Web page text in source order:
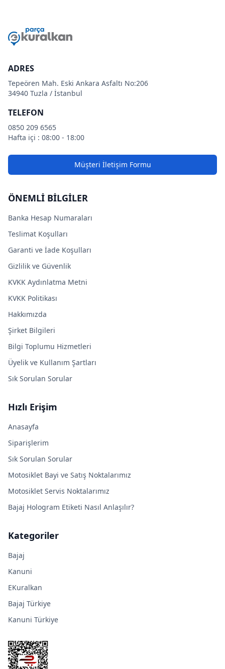
ADRES
Tepeören Mah. Eski Ankara Asfaltı No:206
34940 Tuzla / İstanbul
TELEFON
0850 209 6565
Hafta içi : 08:00 - 18:00
Müşteri İletişim Formu
ÖNEMLİ BİLGİLER
Banka Hesap Numaraları
Teslimat Koşulları
Garanti ve İade Koşulları
Gizlilik ve Güvenlik
KVKK Aydınlatma Metni
KVKK Politikası
Hakkımızda
Şirket Bilgileri
Bilgi Toplumu Hizmetleri
Üyelik ve Kullanım Şartları
Sık Sorulan Sorular
Hızlı Erişim
Anasayfa
Siparişlerim
Sık Sorulan Sorular
Motosiklet Bayi ve Satış Noktalarımız
Motosiklet Servis Noktalarımız
Bajaj Hologram Etiketi Nasıl Anlaşılır?
Kategoriler
Bajaj
Kanuni
EKuralkan
Bajaj Türkiye
Kanuni Türkiye